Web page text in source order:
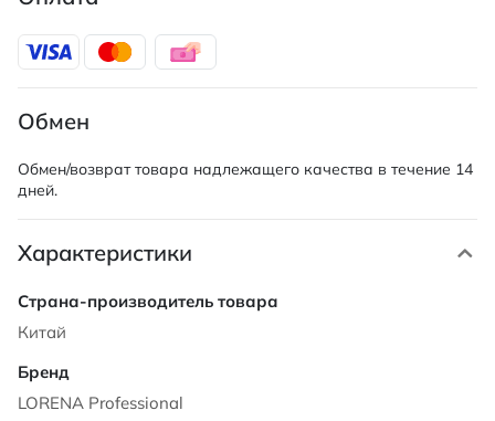
Обмен
Обмен/возврат товара надлежащего качества в течение 14
дней.
Характеристики
Характеристики
Китай
LORENA Professional